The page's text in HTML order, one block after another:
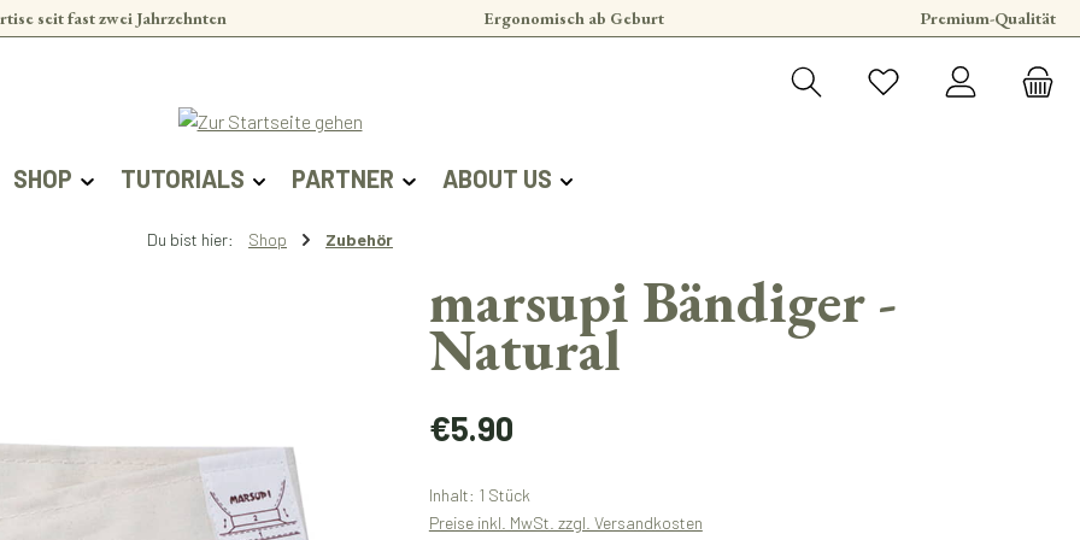
seit fast zwei Jahrzehnten Ergonomisch ab Geburt Premium-Qualität
SHOP TUTORIALS PARTNER ABOUT US
Du bist hier: Shop Zubehör
marsupi Bändiger -
Natural
Regulärer Preis:
€5.90
Inhalt: 1 Stück
Preise inkl. MwSt. zzgl. Versandkosten